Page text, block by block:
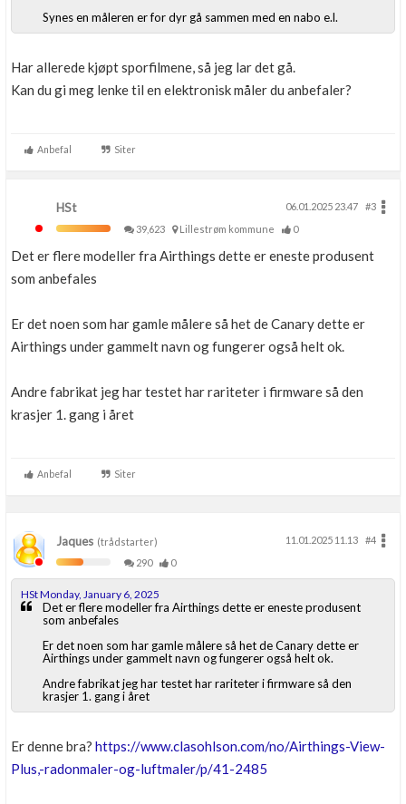
Synes en måleren er for dyr gå sammen med en nabo e.l.
Har allerede kjøpt sporfilmene, så jeg lar det gå.
Kan du gi meg lenke til en elektronisk måler du anbefaler?
Anbefal Siter
HSt 06.01.2025 23.47
#3
39,623
Lillestrøm kommune 0
Det er flere modeller fra Airthings dette er eneste produsent
som anbefales
Er det noen som har gamle målere så het de Canary dette er
Airthings under gammelt navn og fungerer også helt ok.
Andre fabrikat jeg har testet har rariteter i firmware så den
krasjer 1. gang i året
Anbefal Siter
Jaques (trådstarter) 11.01.2025 11.13
#4
290
0
HSt Monday, January 6, 2025
Det er flere modeller fra Airthings dette er eneste produsent
som anbefales
Er det noen som har gamle målere så het de Canary dette er
Airthings under gammelt navn og fungerer også helt ok.
Andre fabrikat jeg har testet har rariteter i firmware så den
krasjer 1. gang i året
Er denne bra? https://www.clasohlson.com/no/Airthings-View-
Plus,-radonmaler-og-luftmaler/p/41-2485